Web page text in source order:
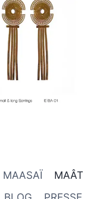
MAASAÏ
MAÂT